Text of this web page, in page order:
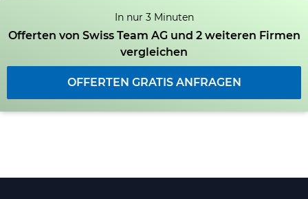
In nur 3 Minuten
Offerten von Swiss Team AG und 2 weiteren Firmen
vergleichen
OFFERTEN GRATIS ANFRAGEN